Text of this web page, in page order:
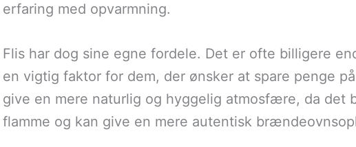
erfaring med opvarmning.
Flis har dog sine egne fordele. Det er ofte billigere
en vigtig faktor for dem, der ønsker at spare penge
give en mere naturlig og hyggelig atmosfære, da det
flamme og kan give en mere autentisk